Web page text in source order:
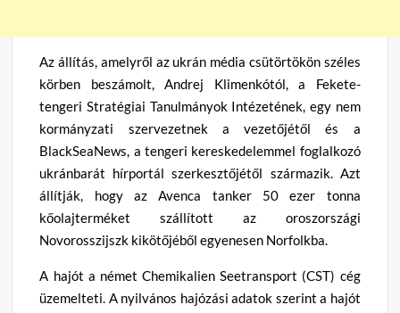
Az állítás, amelyről az ukrán média csütörtökön széles
körben beszámolt, Andrej Klimenkótól, a Fekete-
tengeri Stratégiai Tanulmányok Intézetének, egy nem
kormányzati szervezetnek a vezetőjétől és a
BlackSeaNews, a tengeri kereskedelemmel foglalkozó
ukránbarát hírportál szerkesztőjétől származik. Azt
állítják, hogy az Avenca tanker 50 ezer tonna
kőolajterméket szállított az oroszországi
Novorosszijszk kikötőjéből egyenesen Norfolkba.
A hajót a német Chemikalien Seetransport (CST) cég
üzemelteti. A nyilvános hajózási adatok szerint a hajót